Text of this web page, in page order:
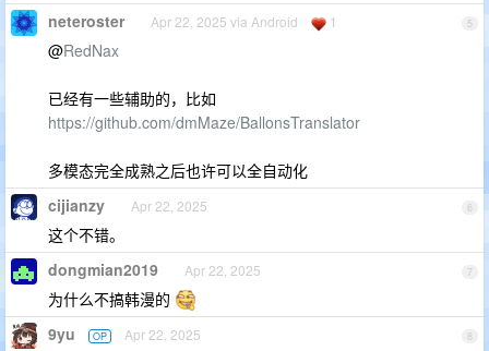
5
neteroster Apr 22, 2025 via Android 1
@RedNax
已经有一些辅助的，比如
https://github.com/dmMaze/BallonsTranslator
多模态完全成熟之后也许可以全自动化
6
cijianzy Apr 22, 2025
这个不错。
7
dongmian2019 Apr 22, 2025
为什么不搞韩漫的
8
9yu OP Apr 22, 2025